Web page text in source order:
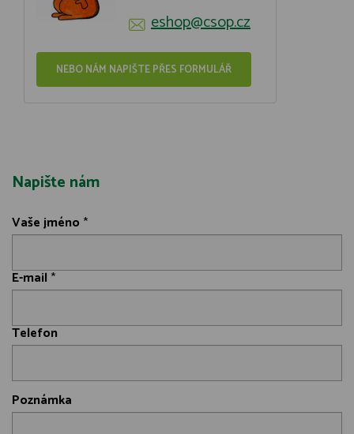
eshop@csop.cz
NEBO NÁM NAPIŠTE PŘES FORMULÁŘ
Napište nám
Vaše jméno *
E-mail *
Telefon
Poznámka